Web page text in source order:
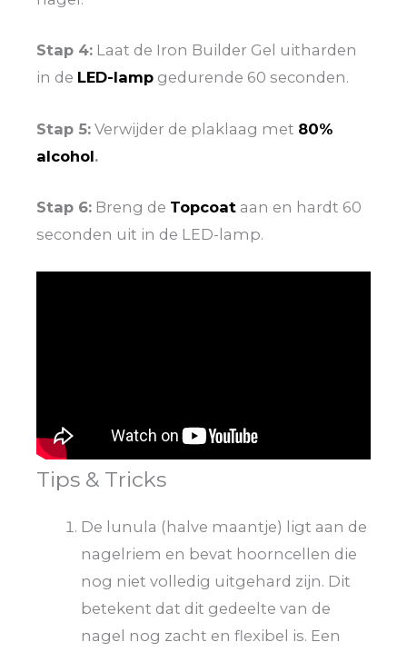
Stap 4: Laat de Iron Builder Gel uitharden
in de LED-lamp gedurende 60 seconden.
Stap 5: Verwijder de plaklaag met 80%
alcohol.
Stap 6: Breng de Topcoat aan en hardt 60
seconden uit in de LED-lamp.
Tips & Tricks
De lunula (halve maantje) ligt aan de
nagelriem en bevat hoorncellen die
nog niet volledig uitgehard zijn. Dit
betekent dat dit gedeelte van de
nagel nog zacht en flexibel is. Een